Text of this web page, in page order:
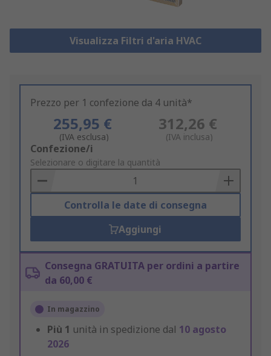
Visualizza Filtri d'aria HVAC
Prezzo per 1 confezione da 4 unità*
255,95 €
(IVA esclusa)
312,26 €
(IVA inclusa)
Add
to
Basket
Confezione/i
Selezionare o digitare la quantità
Controlla le date di consegna
Aggiungi
Consegna GRATUITA per ordini a partire
da 60,00 €
In magazzino
Più 1 unità in spedizione dal 10 agosto
2026